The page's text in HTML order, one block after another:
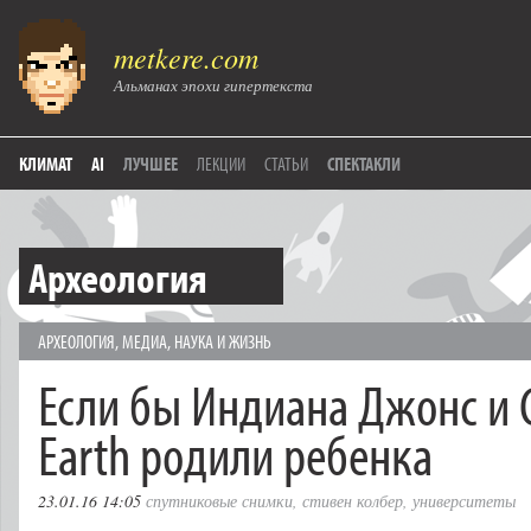
metkere.com
Альманах эпохи гипертекста
КЛИМАТ AI ЛУЧШЕЕ ЛЕКЦИИ СТАТЬИ СПЕКТАКЛИ
Археология
АРХЕОЛОГИЯ,МЕДИА, НАУКА И ЖИЗНЬ
Если бы Индиана Джонс и
Earth родили ребенка
23.01.16 14:05 спутниковые снимки, стивен колбер, университеты